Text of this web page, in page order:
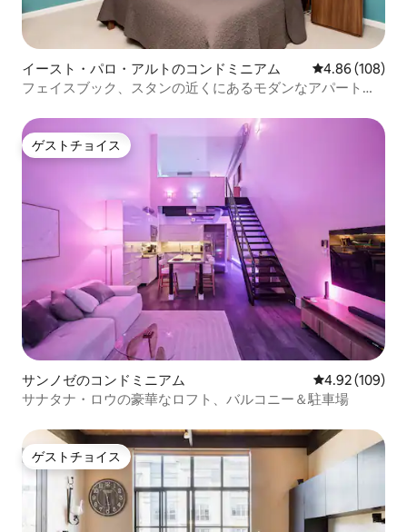
イースト・パロ・アルトのコンドミニアム レビュー108
4.86 (108)
フェイスブック、スタンの近くにあるモダンなアパート、2
ゲストチョイス
ゲストチョイス
サンノゼのコンドミニアム レビュー109
4.92 (109)
サナタナ・ロウの豪華なロフト、バルコニー＆駐車場
ゲストチョイス
ゲストチョイス